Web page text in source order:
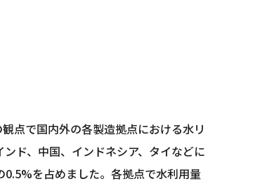
点で国内外の各製造拠点における水リ
ド、中国、インドネシア、タイなどに
0.5%を占めました。各拠点で水利用量